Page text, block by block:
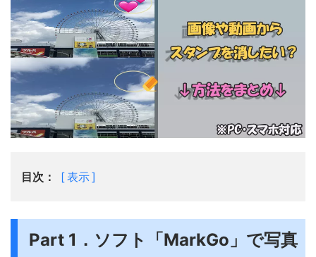
目次： 表示
Part 1．ソフト「MarkGo」で写真